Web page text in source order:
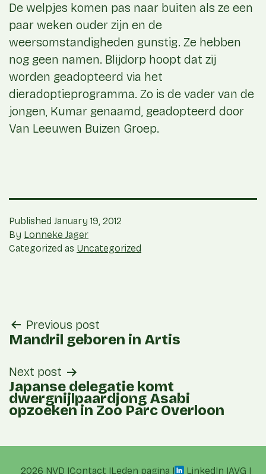
De welpjes komen pas naar buiten als ze een
paar weken ouder zijn en de
weersomstandigheden gunstig. Ze hebben
nog geen namen. Blijdorp hoopt dat zij
worden geadopteerd via het
dieradoptieprogramma. Zo is de vader van de
jongen, Kumar genaamd, geadopteerd door
Van Leeuwen Buizen Groep.
Published January 19, 2012
By Lonneke Jager
Categorized as Uncategorized
post
navigation
Previous post
Mandril geboren in Artis
Next post
Japanse delegatie komt
dwergnijlpaardjong Asabi
opzoeken in Zoo Parc Overloon
2026 NVD Contact Leden pagina LinkedIn AVG